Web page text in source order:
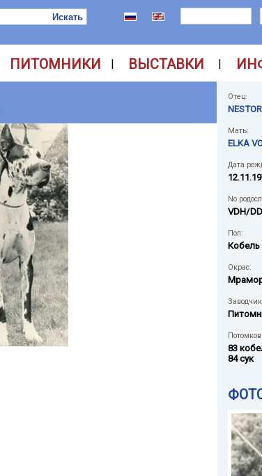
ПИТОМНИКИ | ВЫСТАВКИ |
Отец:
Мать:
ELKA
Дата
No
VDH/
Пол:
Кобель
Окрас:
83
84 сук